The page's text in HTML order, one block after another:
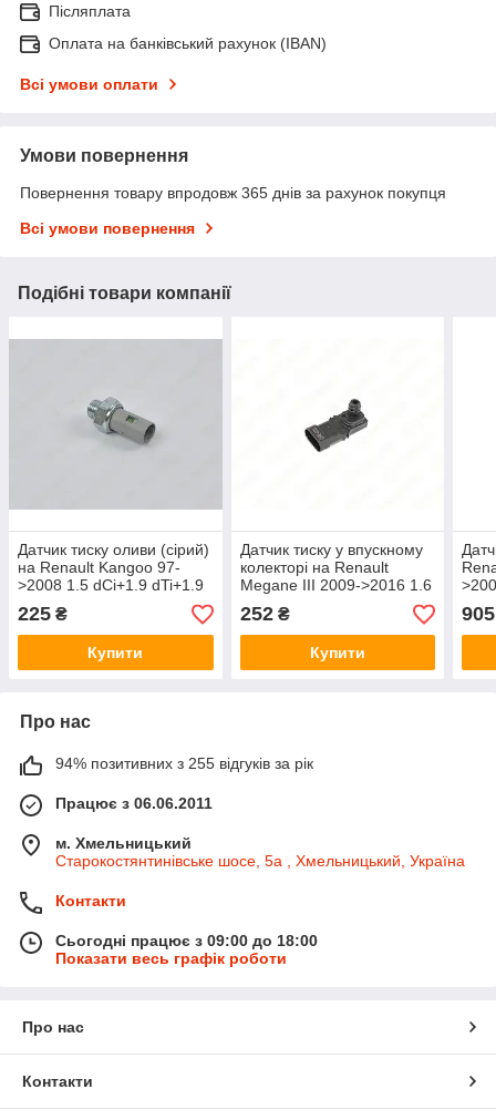
Післяплата
Оплата на банківський рахунок (IBAN)
Всі умови оплати
Умови повернення
Повернення товару впродовж 365 днів за рахунок покупця
Всі умови повернення
Подібні товари компанії
Датчик тиску оливи (сірий)
на Renault Kangoo 97-
>2008 1.5 dCi+1.9 dTi+1.9
FAE12636
225 ₴
Купити
Датчик тиску у впускному
колекторі на Renault
Megane III 2009->2016 1.6
16V - NTY - ECM-RE-003
252₴
Купити
905
Про нас
94% позитивних з 255 відгуків за рік
Працює з 06.06.2011
м. Хмельницький
Старокостянтинівське шосе, 5а , Хмельницький, Україна
Контакти
Сьогодні працює з 09:00 до 18:00
Показати весь графік роботи
Про нас
Контакти